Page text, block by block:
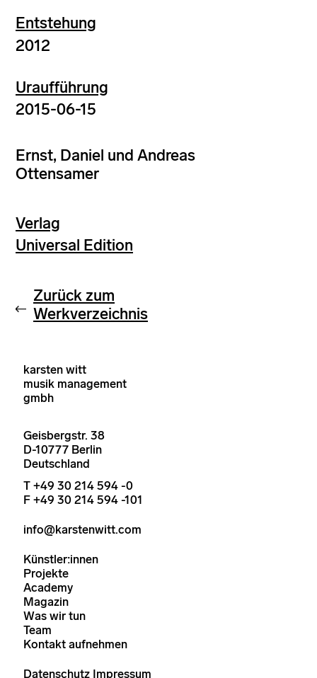
Entstehung
2012
Uraufführung
2015-06-15
Ernst, Daniel und Andreas
Ottensamer
Verlag
Universal Edition
Zurück zum
Werkverzeichnis
karsten witt
musik management
gmbh
Geisbergstr. 38
D-10777 Berlin
Deutschland
T +49 30 214 594 -0
F +49 30 214 594 -101
info@karstenwitt.com
Künstler:innen
Projekte
Academy
Magazin
Was wir tun
Team
Kontakt aufnehmen
Datenschutz Impressum